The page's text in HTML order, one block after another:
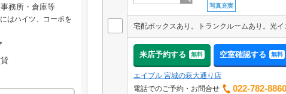
務所・倉庫等
はハイツ、コーポを
写真充実
来店予約する 無料 空室確認する 無料
エイブル 宮城の萩大通り店
電話でのご予約・お問合せ
022-782-8860